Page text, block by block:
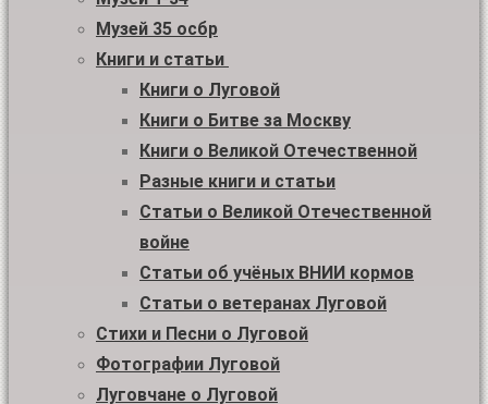
Музей 35 осбр
Книги и статьи
Книги о Луговой
Книги о Битве за Москву
Книги о Великой Отечественной
Разные книги и статьи
Статьи о Великой Отечественной
войне
Статьи об учёных ВНИИ кормов
Статьи о ветеранах Луговой
Стихи и Песни о Луговой
Фотографии Луговой
Луговчане о Луговой